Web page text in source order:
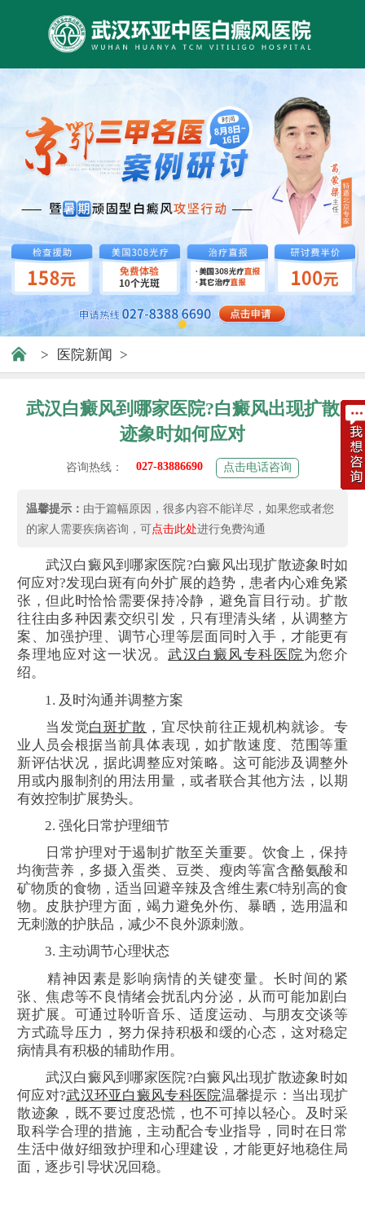
> 医院新闻 >
武汉白癜风到哪家医院?白癜风出现扩散
迹象时如何应对
咨询热线： 027-83886690 点击电话咨询
温馨提示： 由于篇幅原因，很多内容不能详尽，如果您或者您
的家人需要疾病咨询，可点击此处进行免费沟通
武汉白癜风到哪家医院?白癜风出现扩散迹象时如
何应对?发现白斑有向外扩展的趋势，患者内心难免紧
张，但此时恰恰需要保持冷静，避免盲目行动。扩散
往往由多种因素交织引发，只有理清头绪，从调整方
案、加强护理、调节心理等层面同时入手，才能更有
条理地应对这一状况。武汉白癜风专科医院为您介
绍。
1. 及时沟通并调整方案
当发觉白斑扩散 ，宜尽快前往正规机构就诊。专
业人员会根据当前具体表现，如扩散速度、范围等重
新评估状况，据此调整应对策略。这可能涉及调整外
用或内服制剂的用法用量，或者联合其他方法，以期
有效控制扩展势头。
2. 强化日常护理细节
日常护理对于遏制扩散至关重要。饮食上，保持
均衡营养，多摄入蛋类、豆类、瘦肉等富含酪氨酸和
矿物质的食物，适当回避辛辣及含维生素C特别高的食
物。皮肤护理方面，竭力避免外伤、暴晒，选用温和
无刺激的护肤品，减少不良外源刺激。
3. 主动调节心理状态
精神因素是影响病情的关键变量。长时间的紧
张、焦虑等不良情绪会扰乱内分泌，从而可能加剧白
斑扩展。可通过聆听音乐、适度运动、与朋友交谈等
方式疏导压力，努力保持积极和缓的心态，这对稳定
病情具有积极的辅助作用。
武汉白癜风到哪家医院?白癜风出现扩散迹象时如
何应对?武汉环亚白癜风专科医院温馨提示：当出现扩
散迹象，既不要过度恐慌，也不可掉以轻心。及时采
取科学合理的措施，主动配合专业指导，同时在日常
生活中做好细致护理和心理建设，才能更好地稳住局
面，逐步引导状况回稳。